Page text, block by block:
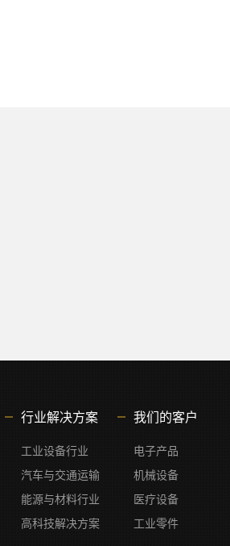
行业解决方案
工业设备行业
汽车与交通运输
能源与材料行业
高科技解决方案
我们的客户
电子产品
机械设备
医疗设备
工业零件